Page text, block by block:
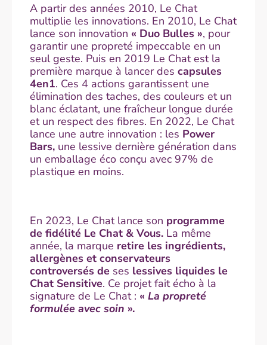
A partir des années 2010, Le Chat
multiplie les innovations. En 2010, Le Chat
lance son innovation « Duo Bulles », pour
garantir une propreté impeccable en un
seul geste. Puis en 2019 Le Chat est la
première marque à lancer des capsules
4en1. Ces 4 actions garantissent une
élimination des taches, des couleurs et un
blanc éclatant, une fraîcheur longue durée
et un respect des fibres. En 2022, Le Chat
lance une autre innovation : les Power
Bars, une lessive dernière génération dans
un emballage éco conçu avec 97% de
plastique en moins.
En 2023, Le Chat lance son programme
de fidélité Le Chat & Vous. La même
année, la marque retire les ingrédients,
allergènes et conservateurs
controversés de ses lessives liquides le
Chat Sensitive. Ce projet fait écho à la
signature de Le Chat : « La propreté
formulée avec soin ».